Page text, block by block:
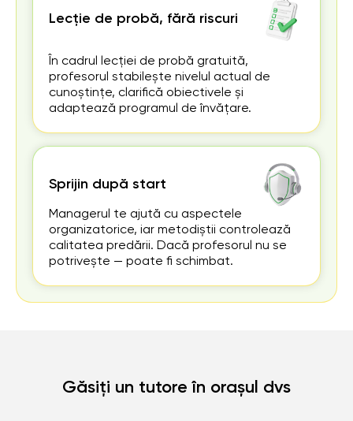
Lecție de probă, fără riscuri
În cadrul lecției de probă gratuită,
profesorul stabilește nivelul actual de
cunoștințe, clarifică obiectivele și
adaptează programul de învățare.
Sprijin după start
Managerul te ajută cu aspectele
organizatorice, iar metodiștii controlează
calitatea predării. Dacă profesorul nu se
potrivește — poate fi schimbat.
Găsiți un tutore în orașul dvs